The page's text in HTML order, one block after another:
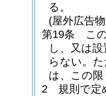
る。
(屋外広告
第19条
こ
し、又は
らない。
は、この
2
規則で定